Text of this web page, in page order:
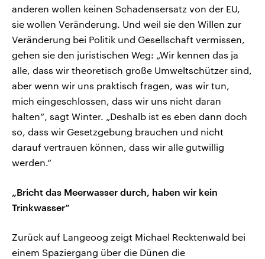
anderen wollen keinen Schadensersatz von der EU,
sie wollen Veränderung. Und weil sie den Willen zur
Veränderung bei Politik und Gesellschaft vermissen,
gehen sie den juristischen Weg: „Wir kennen das ja
alle, dass wir theoretisch große Umweltschützer sind,
aber wenn wir uns praktisch fragen, was wir tun,
mich eingeschlossen, dass wir uns nicht daran
halten“, sagt Winter. „Deshalb ist es eben dann doch
so, dass wir Gesetzgebung brauchen und nicht
darauf vertrauen können, dass wir alle gutwillig
werden.“
„Bricht das Meerwasser durch, haben wir kein
Trinkwasser“
Zurück auf Langeoog zeigt Michael Recktenwald bei
einem Spaziergang über die Dünen die